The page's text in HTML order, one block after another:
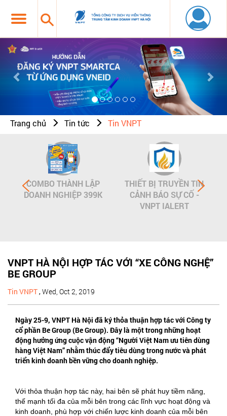
Previous
Trang chủ Tin tức Tin VNPT
COMBO THÀNH LẬP
DOANH NGHIỆP 399K
THIẾT BỊ TRUYỀN TIN
CẢNH BÁO SỰ CỐ -
VNPT IALERT
VNPT HÀ NỘI HỢP TÁC VỚI “XE CÔNG NGHỆ”
BE GROUP
Tin VNPT,Wed, Oct 2, 2019
Ngày 25-9, VNPT Hà Nội đã ký thỏa thuận hợp tác với Công ty
cổ phần Be Group (Be Group). Đây là một trong những hoạt
động hưởng ứng cuộc vận động “Người Việt Nam ưu tiên dùng
hàng Việt Nam” nhằm thúc đẩy tiêu dùng trong nước và phát
triển kinh doanh bền vững cho doanh nghiệp.
Với thỏa thuận hợp tác này, hai bên sẽ phát huy tiềm năng,
thế mạnh tối đa của mỗi bên trong các lĩnh vực hoạt động và
kinh doanh, phù hợp với chiến lược kinh doanh của mỗi bên